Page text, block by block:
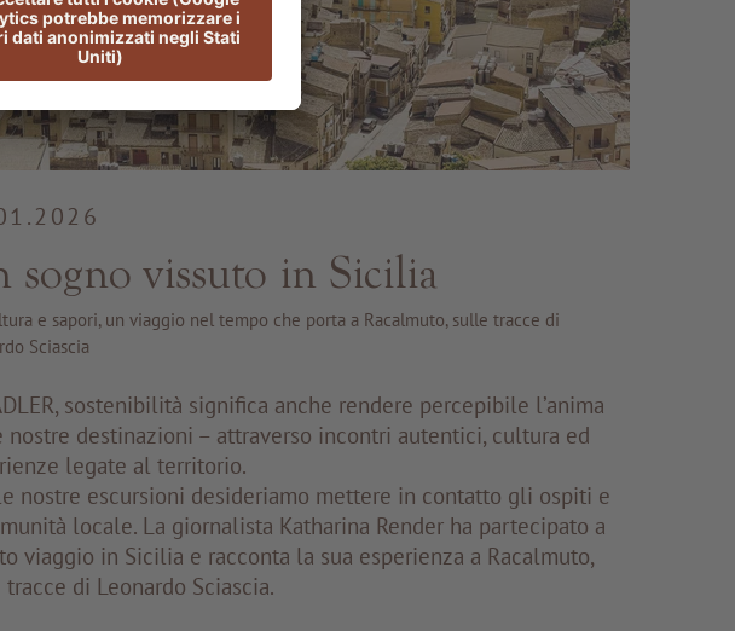
sogno vissuto in Sicilia
e sapori, un viaggio nel tempo che porta a Racalmuto, sulle tracce di
Sciascia
sostenibilità significa anche rendere percepibile l’anima
nostre destinazioni – attraverso incontri autentici, cultura ed
legate al territorio.
nostre escursioni desideriamo mettere in contatto gli ospiti e
locale. La giornalista Katharina Render ha partecipato a
viaggio in Sicilia e racconta la sua esperienza a Racalmuto,
di Leonardo Sciascia.